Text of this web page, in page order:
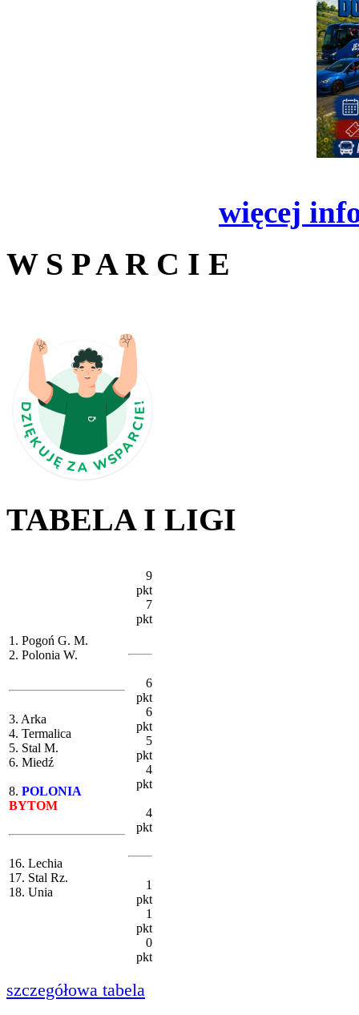
więcej
W S P A R C I E
TABELA I LIGI
1. Pogoń G. M.
2. Polonia W.
3. Arka
4. Termalica
5. Stal M.
6. Miedź
8. POLONIA
BYTOM
16. Lechia
17. Stal Rz.
18. Unia
9
pkt
7
pkt
6
pkt
6
pkt
5
pkt
4
pkt
4
pkt
1
pkt
1
pkt
0
pkt
szczegółowa tabela